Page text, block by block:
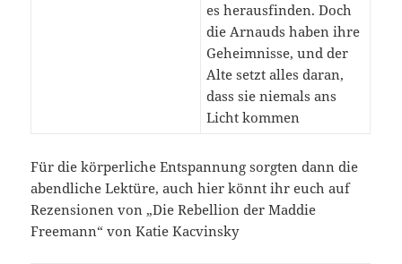
es herausfinden. Doch
die Arnauds haben ihre
Geheimnisse, und der
Alte setzt alles daran,
dass sie niemals ans
Licht kommen
Für die körperliche Entspannung sorgten dann die
abendliche Lektüre, auch hier könnt ihr euch auf
Rezensionen von „Die Rebellion der Maddie
Freemann“ von Katie Kacvinsky